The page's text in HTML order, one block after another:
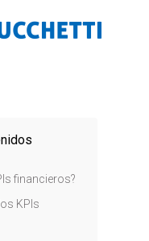
financieros?
KPIs